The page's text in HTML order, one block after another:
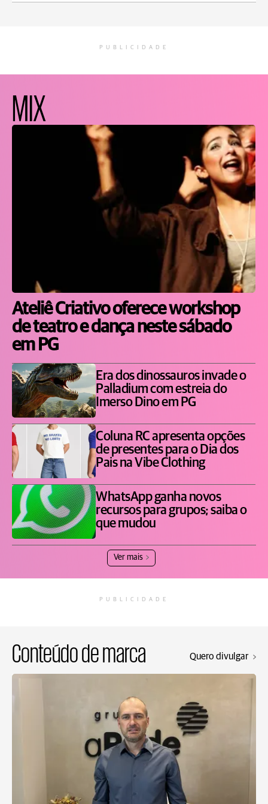
PUBLICIDADE
MIX
Ateliê Criativo oferece workshop
de teatro e dança neste sábado
em PG
Era dos dinossauros invade o
Palladium com estreia do
Imerso Dino em PG
Coluna RC apresenta opções
de presentes para o Dia dos
Pais na Vibe Clothing
WhatsApp ganha novos
recursos para grupos; saiba o
que mudou
Ver mais
PUBLICIDADE
Conteúdo de marca Quero divulgar